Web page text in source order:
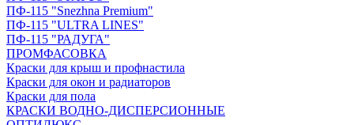
ПФ-115 "Snezhna Premium"
ПФ-115 "ULTRA LINES"
ПФ-115 "РАДУГА"
ПРОМФАСОВКА
Краски для крыш и профнастила
Краски для окон и радиаторов
Краски для пола
КРАСКИ ВОДНО-ДИСПЕРСИОННЫЕ